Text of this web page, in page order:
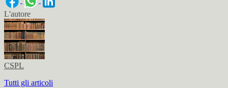
L'autore
CSPL
Tutti gli articoli